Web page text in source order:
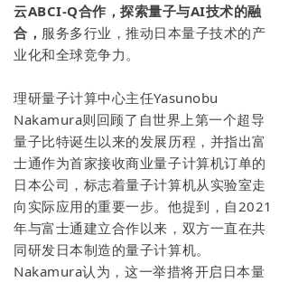
云ABCI-Q合作，探索量子与AI技术的融
合， 服务多行业，推动日本量子技术的产
业化和全球竞争力。
理研量子计算中心主任Yasunobu
Nakamura则回顾了自世界上第一个超导
量子比特诞生以来的发展历程，并指出富
士通作为首家接收商业量子计算机订单的
日本公司，标志着量子计算机从实验室走
向实际应用的重要一步。他提到，自2021
年与富士通建立合作以来，双方一直在共
同研发日本制造的量子计算机。
Nakamura认为，这一举措将开启日本量